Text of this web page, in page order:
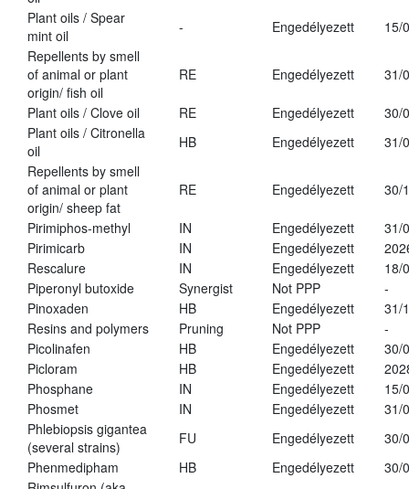
Plant oils / Spear
mint oil
- Engedélyezett
15/
Repellents by smell
of animal or plant
origin/ fish oil
RE Engedélyezett 31/
Plant oils / Clove oil RE Engedélyezett
30/
Plant oils / Citronella
oil
HB Engedélyezett
31/
Repellents by smell
of animal or plant
origin/ sheep fat
RE Engedélyezett 30/
Pirimiphos-methyl IN Engedélyezett
31/
Pirimicarb
IN Engedélyezett
Rescalure
IN Engedélyezett
18/
Piperonyl butoxide
Synergist Not PPP
-
Pinoxaden
HB Engedélyezett
31/
Resins and polymers
Pruning Not PPP
-
Picolinafen
HB Engedélyezett
30/
Picloram
HB Engedélyezett
Phosphane
IN Engedélyezett
15/
Phosmet
IN Engedélyezett
31/
Phlebiopsis gigantea
(several strains)
FU Engedélyezett
30/
Phenmedipham
HB Engedélyezett
30/